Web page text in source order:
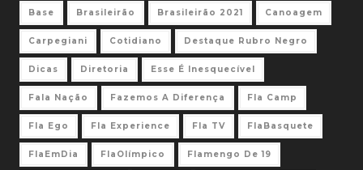
Base Brasileirão Brasileirão 2021 Canoagem
Carpegiani Cotidiano Destaque Rubro Negro
Dicas Diretoria Esse É Inesquecível
Fala Nação Fazemos A Diferença Fla Camp
Fla Ego Fla Experience Fla TV FlaBasquete
FlaEmDia FlaOlímpico Flamengo De 19